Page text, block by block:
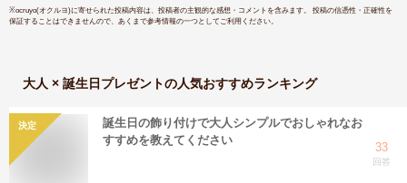
※ocruyo(オクルヨ)に寄せられた投稿内容は、投稿者の主観的な感想・コメントを含みます。 投稿の信憑性・正確性を
保証することはできませんので、あくまで参考情報の一つとしてご利用ください。
大人 × 誕生日プレゼントの人気おすすめランキング
決定
誕生日の飾り付けで大人シンプルでおしゃれなお
すすめを教えてください
33
回答